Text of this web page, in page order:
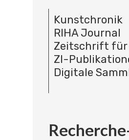
Kunstchronik
RIHA Journal
Zeitschrift für
ZI-
Digitale